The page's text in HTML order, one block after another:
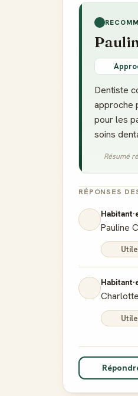
Dentiste
approche
pour les
soins
Résumé
RÉPONSES
Pauline
Utile
Utile